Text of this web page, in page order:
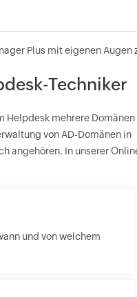
Plus mit eigenen Augen
Techniker
Helpdesk mehrere Domänen
von AD-Domänen in
angehören. In unserer
und von welchem